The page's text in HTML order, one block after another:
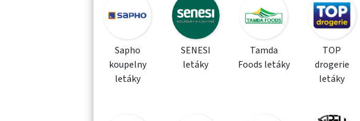
Sapho
koupelny
letáky
SENESI
letáky
Tamda
Foods letáky
TOP
drogerie
letáky